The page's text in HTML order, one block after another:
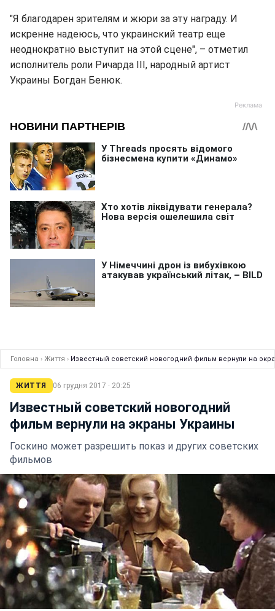
"Я благодарен зрителям и жюри за эту награду. И
искренне надеюсь, что украинский театр еще
неоднократно выступит на этой сцене", – отметил
исполнитель роли Ричарда III, народный артист
Украины Богдан Бенюк.
Головна › Життя › Известный советский новогодний фильм вернули на
ЖИТТЯ 06 грудня 2017 · 20:25
Известный советский новогодний
фильм вернули на экраны Украины
Госкино может разрешить показ и других советских
фильмов